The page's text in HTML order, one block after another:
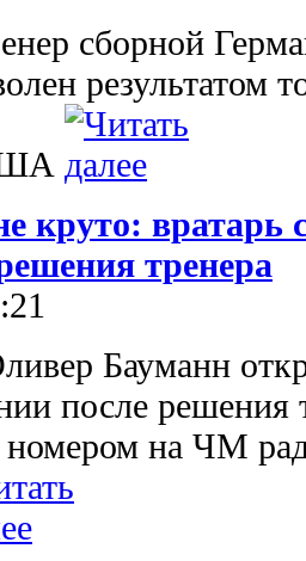
сборной
результатом
круто: вратарь
тренера
Бауманн
после решения
номером на ЧМ